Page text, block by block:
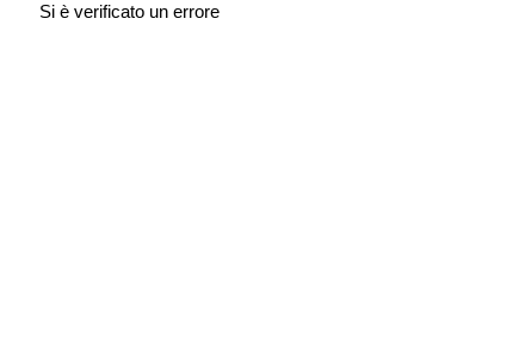
Si è verificato un errore